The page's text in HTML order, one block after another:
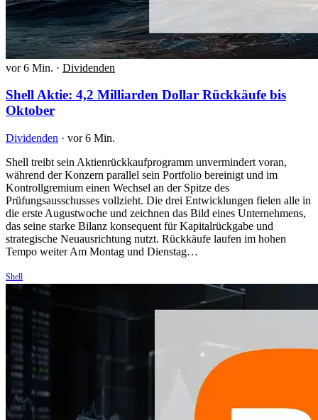
vor 6 Min. · Dividenden
Shell Aktie: 4,2 Milliarden Dollar Rückkäufe bis
Oktober
Dividenden · vor 6 Min.
Shell treibt sein Aktienrückkaufprogramm unvermindert voran,
während der Konzern parallel sein Portfolio bereinigt und im
Kontrollgremium einen Wechsel an der Spitze des
Prüfungsausschusses vollzieht. Die drei Entwicklungen fielen alle in
die erste Augustwoche und zeichnen das Bild eines Unternehmens,
das seine starke Bilanz konsequent für Kapitalrückgabe und
strategische Neuausrichtung nutzt. Rückkäufe laufen im hohen
Tempo weiter Am Montag und Dienstag…
Shell